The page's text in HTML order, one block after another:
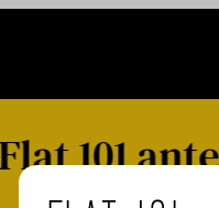
101